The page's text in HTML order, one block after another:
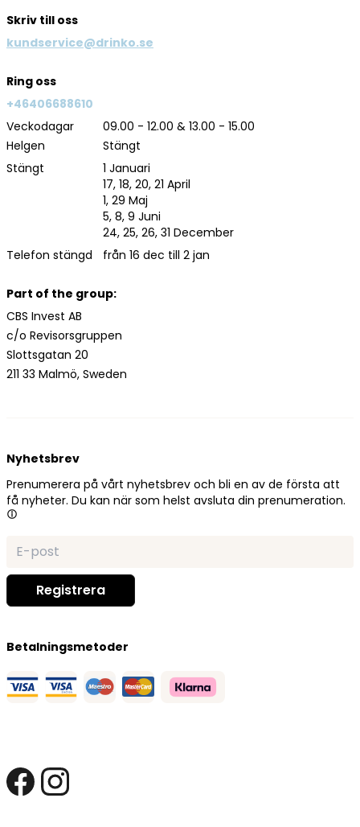
Skriv till oss
kundservice@drinko.se
Ring oss
+46406688610
Veckodagar
09.00 - 12.00 & 13.00 - 15.00
Helgen
Stängt
Stängt
Telefon stängd
1 Januari
17, 18, 20, 21 April
1, 29 Maj
5, 8, 9 Juni
24, 25, 26, 31 December
från 16 dec till 2 jan
Part of the group:
CBS Invest AB
c/o Revisorsgruppen
Slottsgatan 20
211 33 Malmö, Sweden
Nyhetsbrev
Prenumerera på vårt nyhetsbrev och bli en av de första att
få nyheter. Du kan när som helst avsluta din prenumeration.
Betalningsmetoder